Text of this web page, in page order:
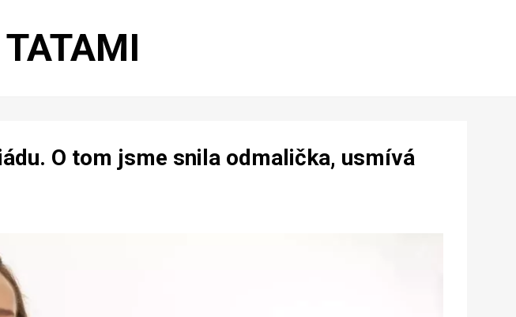
O tom jsme snila odmalička, usmívá